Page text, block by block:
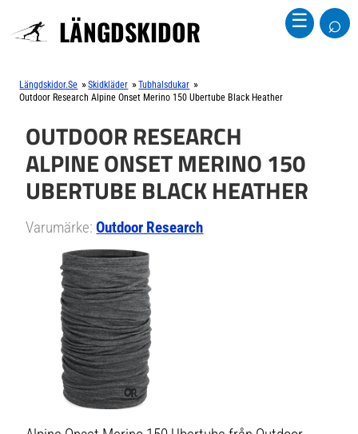
LÄNGDSKIDOR ☰ ⌕
Längdskidor.se »Skidkläder »Tubhalsdukar »
Outdoor Research Alpine Onset Merino 150 Ubertube Black Heather
OUTDOOR RESEARCH
ALPINE ONSET MERINO 150
UBERTUBE BLACK HEATHER
Varumärke:Outdoor Research